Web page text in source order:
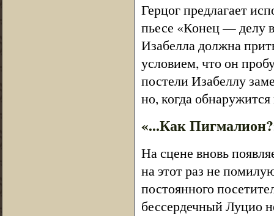
Герцог предлагает
пьесе «Конец — делу
Изабелла должна
условием, что он
постели Изабеллу
но, когда
«...Как
На сцене вновь
на этот раз не
постоянного
бессердечный Луцио